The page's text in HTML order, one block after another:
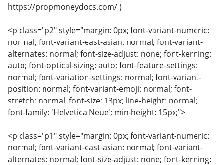
https://propmoneydocs.com/ )
<p class="p2" style="margin: 0px; font-variant-numeric:
normal; font-variant-east-asian: normal; font-variant-
alternates: normal; font-size-adjust: none; font-kerning:
auto; font-optical-sizing: auto; font-feature-settings:
normal; font-variation-settings: normal; font-variant-
position: normal; font-variant-emoji: normal; font-
stretch: normal; font-size: 13px; line-height: normal;
font-family: 'Helvetica Neue'; min-height: 15px;">
<p class="p1" style="margin: 0px; font-variant-numeric:
normal; font-variant-east-asian: normal; font-variant-
alternates: normal; font-size-adjust: none; font-kerning: